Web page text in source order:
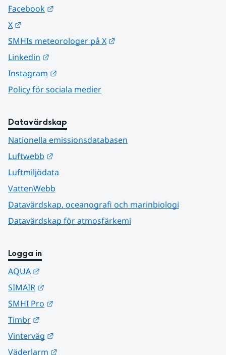
Facebook
X
SMHIs meteorologer på X
Linkedin
Instagram
Policy för sociala medier
Datavärdskap
Nationella emissionsdatabasen
Luftwebb
Luftmiljödata
VattenWebb
Datavärdskap, oceanografi och marinbiologi
Datavärdskap för atmosfärkemi
Logga in
AQUA
SIMAIR
SMHI Pro
Timbr
Vinterväg
Väderlarm